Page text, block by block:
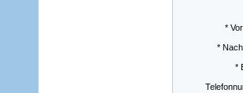
*
*
*